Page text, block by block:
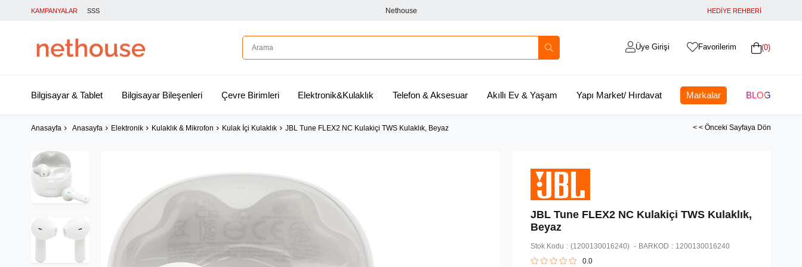
KAMPANYALAR SSS Nethouse HEDİYE REHBERİ
0
Favorilerim
Üye Girişi
Bilgisayar & Tablet Bilgisayar Bileşenleri Çevre Birimleri Elektronik&Kulaklık Telefon & Aksesuar Akıllı Ev & Yaşam Yapı Market/ Hırdavat Markalar BLOG
Anasayfa Anasayfa Elektronik Kulaklık & Mikrofon Kulak İçi Kulaklık JBL Tune FLEX2 NC Kulakiçi TWS Kulaklık, Beyaz < < Önceki Sayfaya Dön
JBL Tune FLEX2 NC Kulakiçi TWS Kulaklık,
Beyaz
Stok Kodu (1200130016240) BARKOD : 1200130016240
0.0